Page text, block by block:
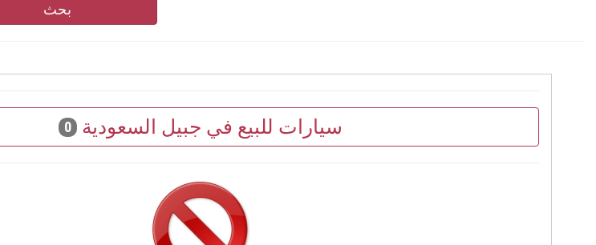
بحث
سيارات للبيع في جبيل السعودية 0